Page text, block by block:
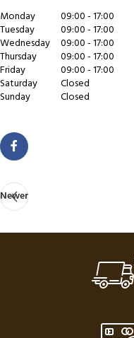
Monday
09:00 - 17:00
Tuesday
09:00 - 17:00
Wednesday
09:00 - 17:00
Thursday
09:00 - 17:00
Friday
09:00 - 17:00
Saturday
Closed
Sunday
Closed
Newer